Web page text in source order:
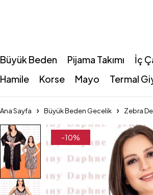
Büyük Beden Pijama Takımı İç
Hamile
Korse Mayo Termal
Ana Sayfa Büyük Beden Gecelik Zebra
-10%